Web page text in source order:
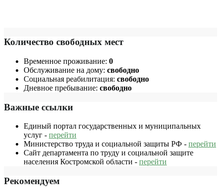
Количество свободных мест
Временное проживание: 0
Обслуживание на дому: свободно
Социальная реабилитация: свободно
Дневное пребывание: свободно
Важные ссылки
Единый портал государственных и муниципальных
услуг - перейти
Министерство труда и социальной защиты РФ - перейти
Сайт департамента по труду и социальной защите
населения Костромской области - перейти
Рекомендуем